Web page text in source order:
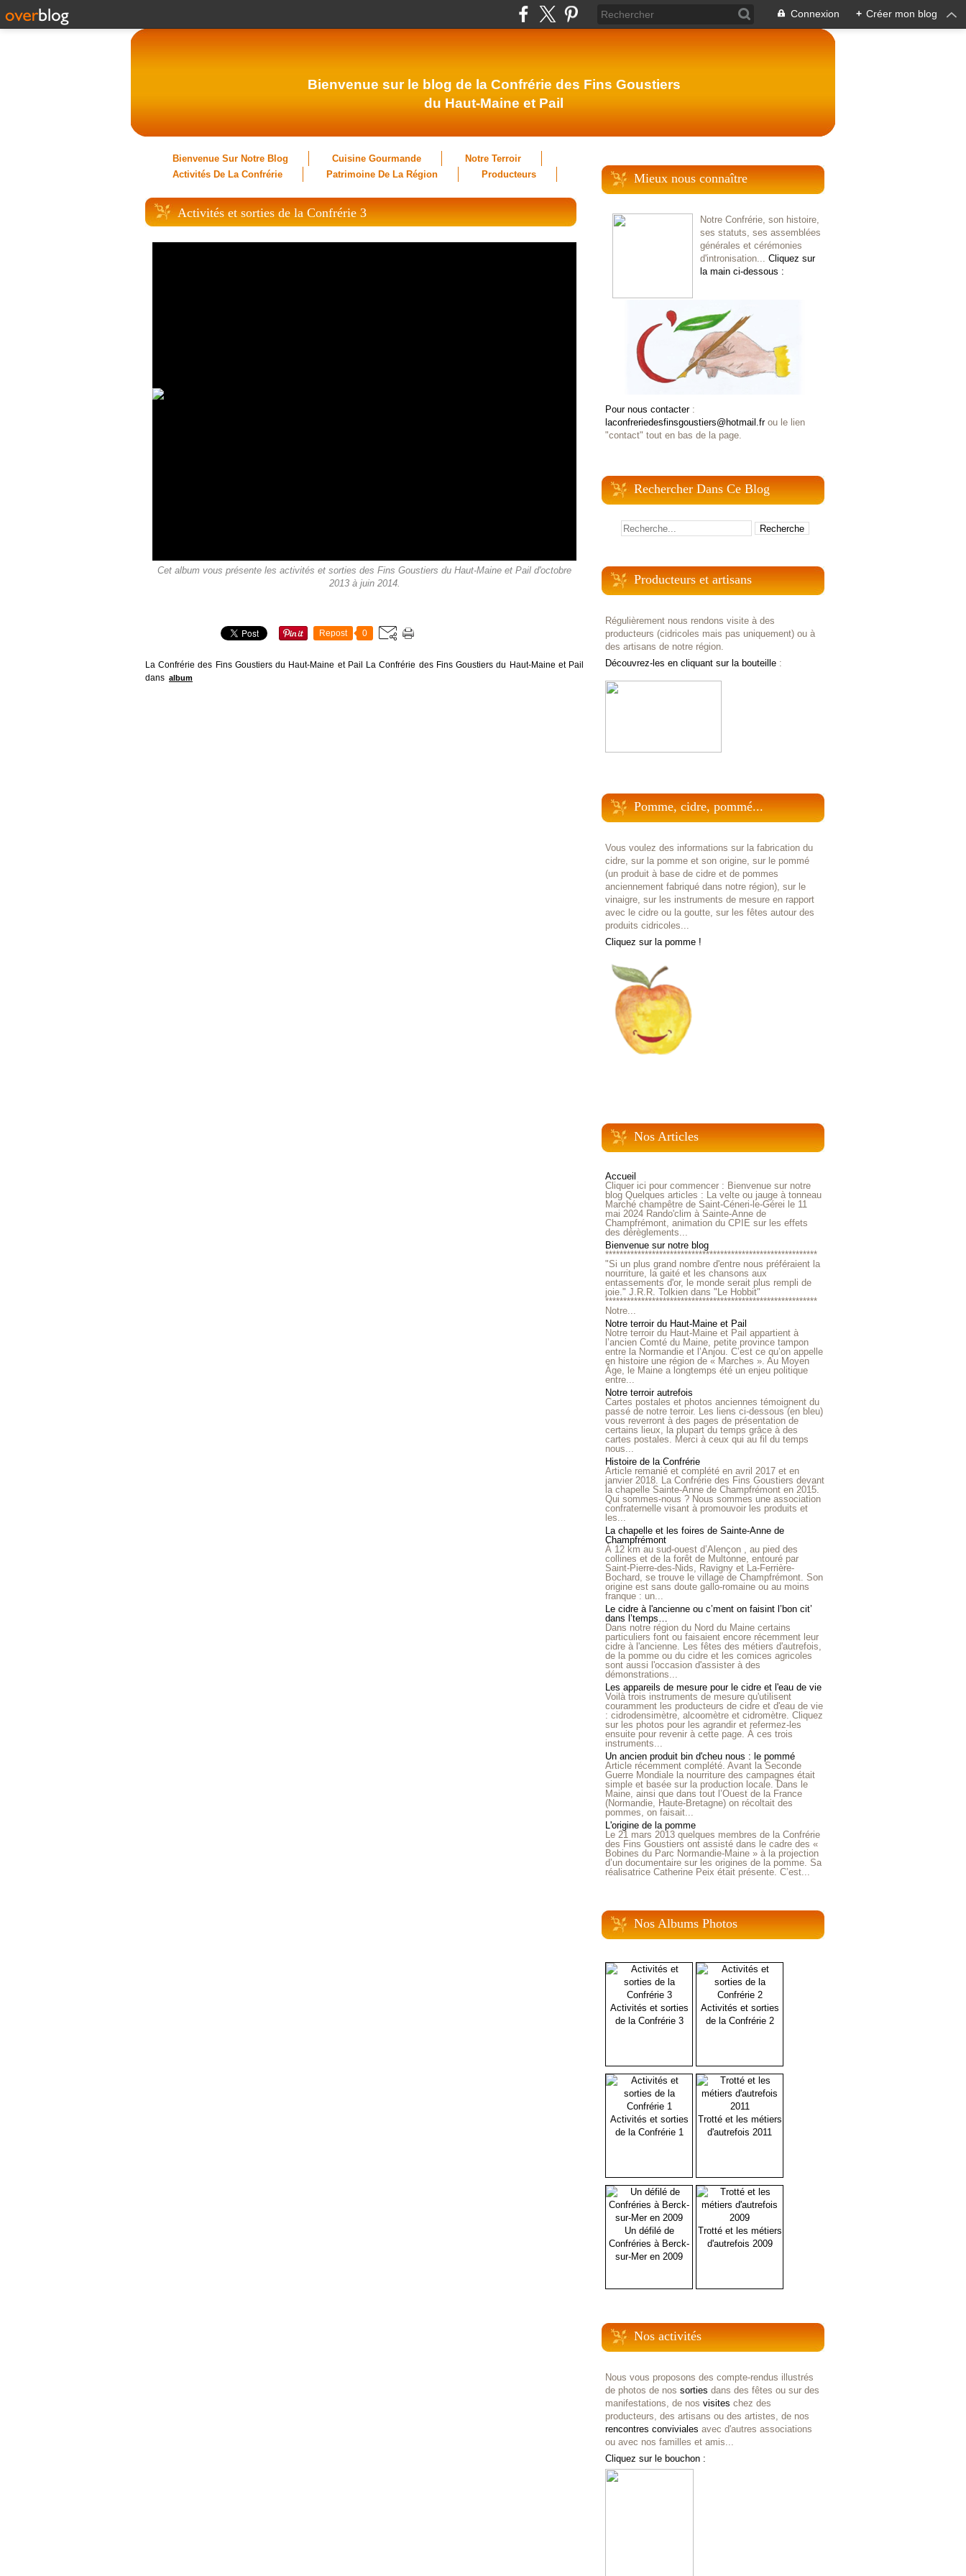
Connexion + Créer mon blog
Bienvenue sur le blog de la Confrérie des Fins Goustiers
du Haut-Maine et Pail
Bienvenue Sur Notre Blog Cuisine Gourmande
Notre Terroir
Activités De La Confrérie
Patrimoine De La Région Producteurs
Activités et sorties de la Confrérie 3
Cet album vous présente les activités et sorties des Fins Goustiers du Haut-Maine et Pail d'octobre
2013 à juin 2014.
Repost 0
La Confrérie des Fins Goustiers du Haut-Maine et Pail La Confrérie des Fins Goustiers du Haut-Maine et Pail
dans album
Mieux nous connaître
Notre Confrérie, son histoire,
ses statuts, ses assemblées
générales et cérémonies
d'intronisation... Cliquez sur
la main ci-dessous :
Pour nous contacter:
laconfreriedesfinsgoustiers@hotmail.frou le lien
"contact" tout en bas de la page.
Rechercher Dans Ce Blog
Producteurs et artisans
Régulièrement nous rendons visite à des
producteurs (cidricoles mais pas uniquement) ou à
des artisans de notre région.
Découvrez-les en cliquant sur la bouteille :
Pomme, cidre, pommé...
Vous voulez des informations sur la fabrication du
cidre, sur la pomme et son origine, sur le pommé
(un produit à base de cidre et de pommes
anciennement fabriqué dans notre région), sur le
vinaigre, sur les instruments de mesure en rapport
avec le cidre ou la goutte, sur les fêtes autour des
produits cidricoles...
Cliquez sur la pomme !
Nos Articles
Accueil
Cliquer ici pour commencer : Bienvenue sur notre
blog Quelques articles : La velte ou jauge à tonneau
Marché champêtre de Saint-Céneri-le-Gérei le 11
mai 2024 Rando'clim à Sainte-Anne de
Champfrémont, animation du CPIE sur les effets
des dérèglements...
Bienvenue sur notre blog
***********************************************************
"Si un plus grand nombre d'entre nous préféraient la
nourriture, la gaité et les chansons aux
entassements d'or, le monde serait plus rempli de
joie." J.R.R. Tolkien dans "Le Hobbit"
***********************************************************
Notre...
Notre terroir du Haut-Maine et Pail
Notre terroir du Haut-Maine et Pail appartient à
l’ancien Comté du Maine, petite province tampon
entre la Normandie et l’Anjou. C’est ce qu’on appelle
en histoire une région de « Marches ». Au Moyen
Âge, le Maine a longtemps été un enjeu politique
entre...
Notre terroir autrefois
Cartes postales et photos anciennes témoignent du
passé de notre terroir. Les liens ci-dessous (en bleu)
vous reverront à des pages de présentation de
certains lieux, la plupart du temps grâce à des
cartes postales. Merci à ceux qui au fil du temps
nous...
Histoire de la Confrérie
Article remanié et complété en avril 2017 et en
janvier 2018. La Confrérie des Fins Goustiers devant
la chapelle Sainte-Anne de Champfrémont en 2015.
Qui sommes-nous ? Nous sommes une association
confraternelle visant à promouvoir les produits et
les...
La chapelle et les foires de Sainte-Anne de
Champfrémont
À 12 km au sud-ouest d’Alençon , au pied des
collines et de la forêt de Multonne, entouré par
Saint-Pierre-des-Nids, Ravigny et La-Ferrière-
Bochard, se trouve le village de Champfrémont. Son
origine est sans doute gallo-romaine ou au moins
franque : un...
Le cidre à l'ancienne ou c’ment on faisint l’bon cit’
dans l’temps…
Dans notre région du Nord du Maine certains
particuliers font ou faisaient encore récemment leur
cidre à l'ancienne. Les fêtes des métiers d'autrefois,
de la pomme ou du cidre et les comices agricoles
sont aussi l'occasion d'assister à des
démonstrations...
Les appareils de mesure pour le cidre et l'eau de vie
Voilà trois instruments de mesure qu'utilisent
couramment les producteurs de cidre et d'eau de vie
: cidrodensimètre, alcoomètre et cidromètre. Cliquez
sur les photos pour les agrandir et refermez-les
ensuite pour revenir à cette page. À ces trois
instruments...
Un ancien produit bin d'cheu nous : le pommé
Article récemment complété. Avant la Seconde
Guerre Mondiale la nourriture des campagnes était
simple et basée sur la production locale. Dans le
Maine, ainsi que dans tout l’Ouest de la France
(Normandie, Haute-Bretagne) on récoltait des
pommes, on faisait...
L'origine de la pomme
Le 21 mars 2013 quelques membres de la Confrérie
des Fins Goustiers ont assisté dans le cadre des «
Bobines du Parc Normandie-Maine » à la projection
d’un documentaire sur les origines de la pomme. Sa
réalisatrice Catherine Peix était présente. C’est...
Nos Albums Photos
Activités et sorties
de la Confrérie 3
Activités et sorties
de la Confrérie 2
Activités et sorties
de la Confrérie 1
Trotté et les métiers
d'autrefois 2011
Un défilé de
Confréries à Berck-
sur-Mer en 2009
Trotté et les métiers
d'autrefois 2009
Nos activités
Nous vous proposons des compte-rendus illustrés
de photos de nos sorties dans des fêtes ou sur des
manifestations, de nos visites chez des
producteurs, des artisans ou des artistes, de nos
rencontres conviviales avec d'autres associations
ou avec nos familles et amis...
Cliquez sur le bouchon :